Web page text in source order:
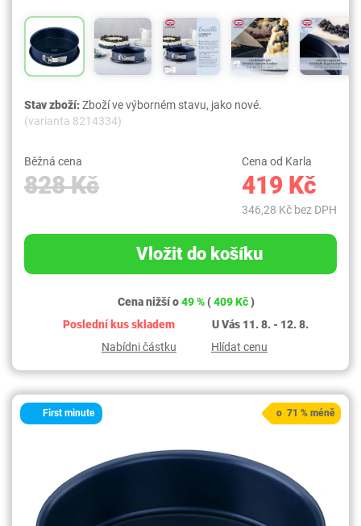
Stav zboží:Zboží ve výborném stavu, jako nové.
(varianta 8214334)
Běžná cena
828 Kč
Cena od Karla
419 Kč
346,28 Kč bez DPH
Vložit do košíku
Cena nižší o49 %(409 Kč)
Poslední kus skladem
U Vás 11. 8. - 12. 8.
Nabídni částku
Hlídat cenu
First minute o 71 % méně